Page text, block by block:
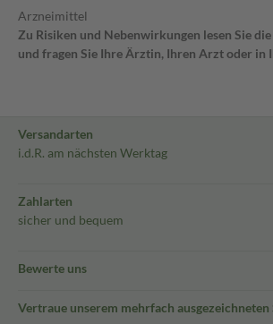
Arzneimittel
Zu Risiken und Nebenwirkungen lesen Sie
und fragen Sie Ihre Ärztin, Ihren Arzt oder in
Versandarten
i.d.R. am nächsten Werktag
Zahlarten
sicher und bequem
Bewerte uns
Vertraue unserem mehrfach ausgezeichneten